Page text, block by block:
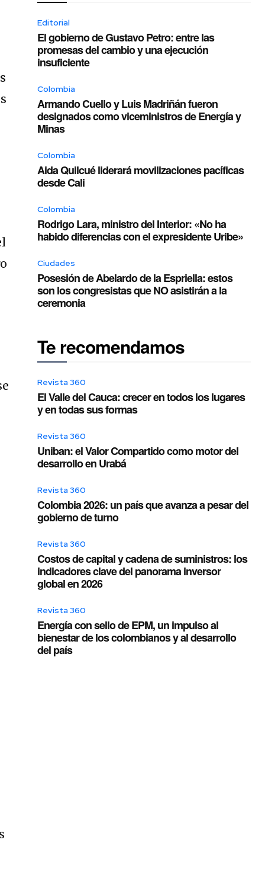
Editorial
El gobierno de Gustavo Petro: entre las
promesas del cambio y una ejecución
insuficiente
Colombia
Armando Cuello y Luis Madriñán fueron
designados como viceministros de Energía y
Minas
Colombia
Aida Quilcué liderará movilizaciones pacíficas
desde Cali
Colombia
Rodrigo Lara, ministro del Interior: «No ha
habido diferencias con el expresidente Uribe»
Ciudades
Posesión de Abelardo de la Espriella: estos
son los congresistas que NO asistirán a la
ceremonia
Te recomendamos
Revista 360
El Valle del Cauca: crecer en todos los lugares
y en todas sus formas
Revista 360
Uniban: el Valor Compartido como motor del
desarrollo en Urabá
Revista 360
Colombia 2026: un país que avanza a pesar del
gobierno de turno
Revista 360
Costos de capital y cadena de suministros: los
indicadores clave del panorama inversor
global en 2026
Revista 360
Energía con sello de EPM, un impulso al
bienestar de los colombianos y al desarrollo
del país